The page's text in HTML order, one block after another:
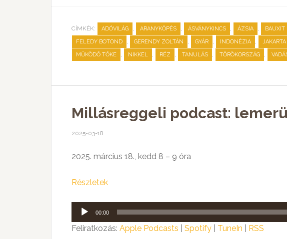
CÍMKÉK: ADÓVILÁG , ARANYKÖPÉS , ÁSVÁNYKINCS , ÁZSIA , BAUXIT
FELEDY BOTOND , GERENDY ZOLTÁN , GYÁR , INDONÉZIA , JAKARTA
MŰKÖDŐ TŐKE , NIKKEL , RÉZ , TANULÁS , TÖRÖKORSZÁG ,
Millásreggeli podcast:
2025-03-18
2025. március 18., kedd 8 – 9 óra
Részletek
Audió
lejátszó
00:00
Feliratkozás: Apple Podcasts Spotify TuneIn RSS